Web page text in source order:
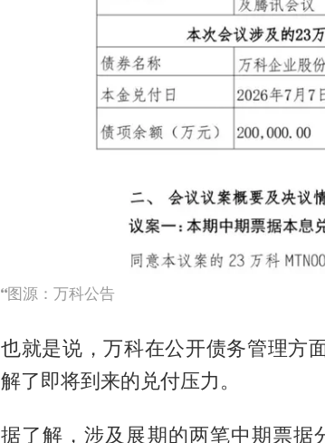
图源：万科公告
也就是说，万科在公开债务管理方
解了即将到来的兑付压力。
据了解，涉及展期的两笔中期票据